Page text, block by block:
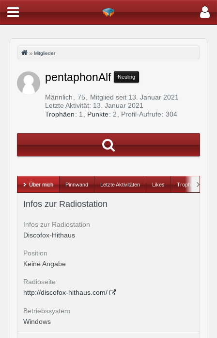
Mitglieder
pentaphonAlf Neuling
Männlich 75
Mitglied seit 13. Januar 2021
Letzte Aktivität: 13. Januar 2021
Trophäen
1 Punkte 2 Profil-Aufrufe 304
Über mich Pinnwand Letzte Aktivitäten Likes Trophäen
Infos zur Radiostation
Infos zur Radiostation
Discofox-Hithaus
Position
Keine Angabe
Radioseite
http://discofox-hithaus.com/
Betriebssystem
Windows